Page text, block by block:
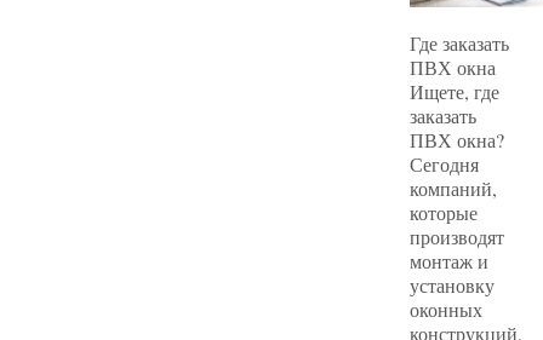
Где заказать
ПВХ окна
Ищете, где
заказать
ПВХ окна?
Сегодня
компаний,
которые
производят
монтаж и
установку
оконных
конструкций,